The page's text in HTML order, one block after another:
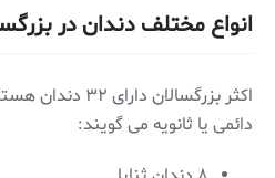
انواع مختلف دندان در
اکثر بزرگسالان
دائمی یا ثانویه می گویند: